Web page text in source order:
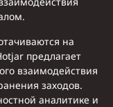
на
предлагает
взаимодействия
заходов.
аналитике и